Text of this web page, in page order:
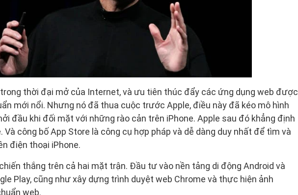
thời đại mở của Internet, và ưu tiên thúc đẩy các ứng dụng web được
mới nổi. Nhưng nó đã thua cuộc trước Apple, điều này đã kéo mô hình
đầu khi đối mặt với những rào cản trên iPhone. Apple sau đó khẳng định
Và công bố App Store là công cụ hợp pháp và dễ dàng duy nhất để tìm và
điện thoại iPhone.
thắng trên cả hai mặt trận. Đầu tư vào nền tảng di động Android và
Play, cũng như xây dựng trình duyệt web Chrome và thực hiện ảnh
web.